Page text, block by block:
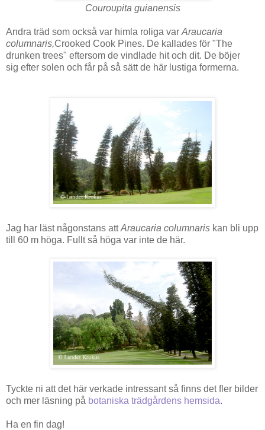
Couroupita guianensis
Andra träd som också var himla roliga var Araucaria
columnaris,Crooked Cook Pines. De kallades för "The
drunken trees" eftersom de vindlade hit och dit. De böjer
sig efter solen och får på så sätt de här lustiga formerna.
Jag har läst någonstans attAraucaria columnaris kan bli upp
till 60 m höga. Fullt så höga var inte de här.
Tyckte ni att det här verkade intressant så finns det fler bilder
och mer läsning på botaniska trädgårdens hemsida.
Ha en fin dag!